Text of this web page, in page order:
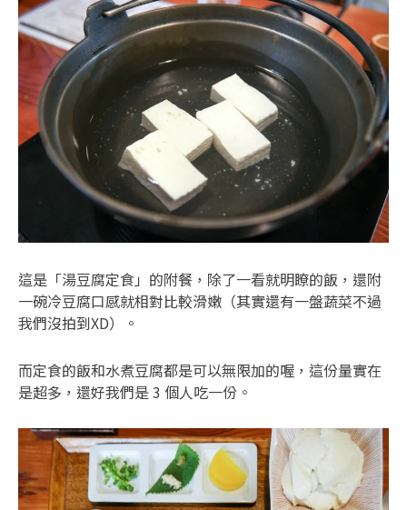
這是「湯豆腐定食」的附餐，除了一看就明瞭的飯，還附
一碗冷豆腐口感就相對比較滑嫩（其實還有一盤蔬菜不過
我們沒拍到XD）。
而定食的飯和水煮豆腐都是可以無限加的喔，這份量實在
是超多，還好我們是 3 個人吃一份。